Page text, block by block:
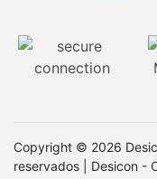
Copyright © 2026
reservados | Desicon -